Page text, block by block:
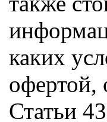
каких
офертой,
Статьи